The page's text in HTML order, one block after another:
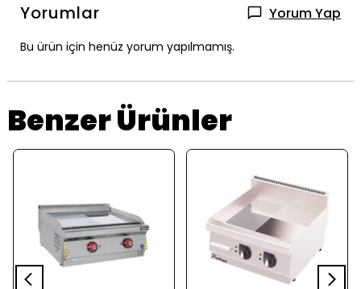
Yorumlar Yorum Yap
Bu ürün için henüz yorum yapılmamış.
Benzer Ürünler